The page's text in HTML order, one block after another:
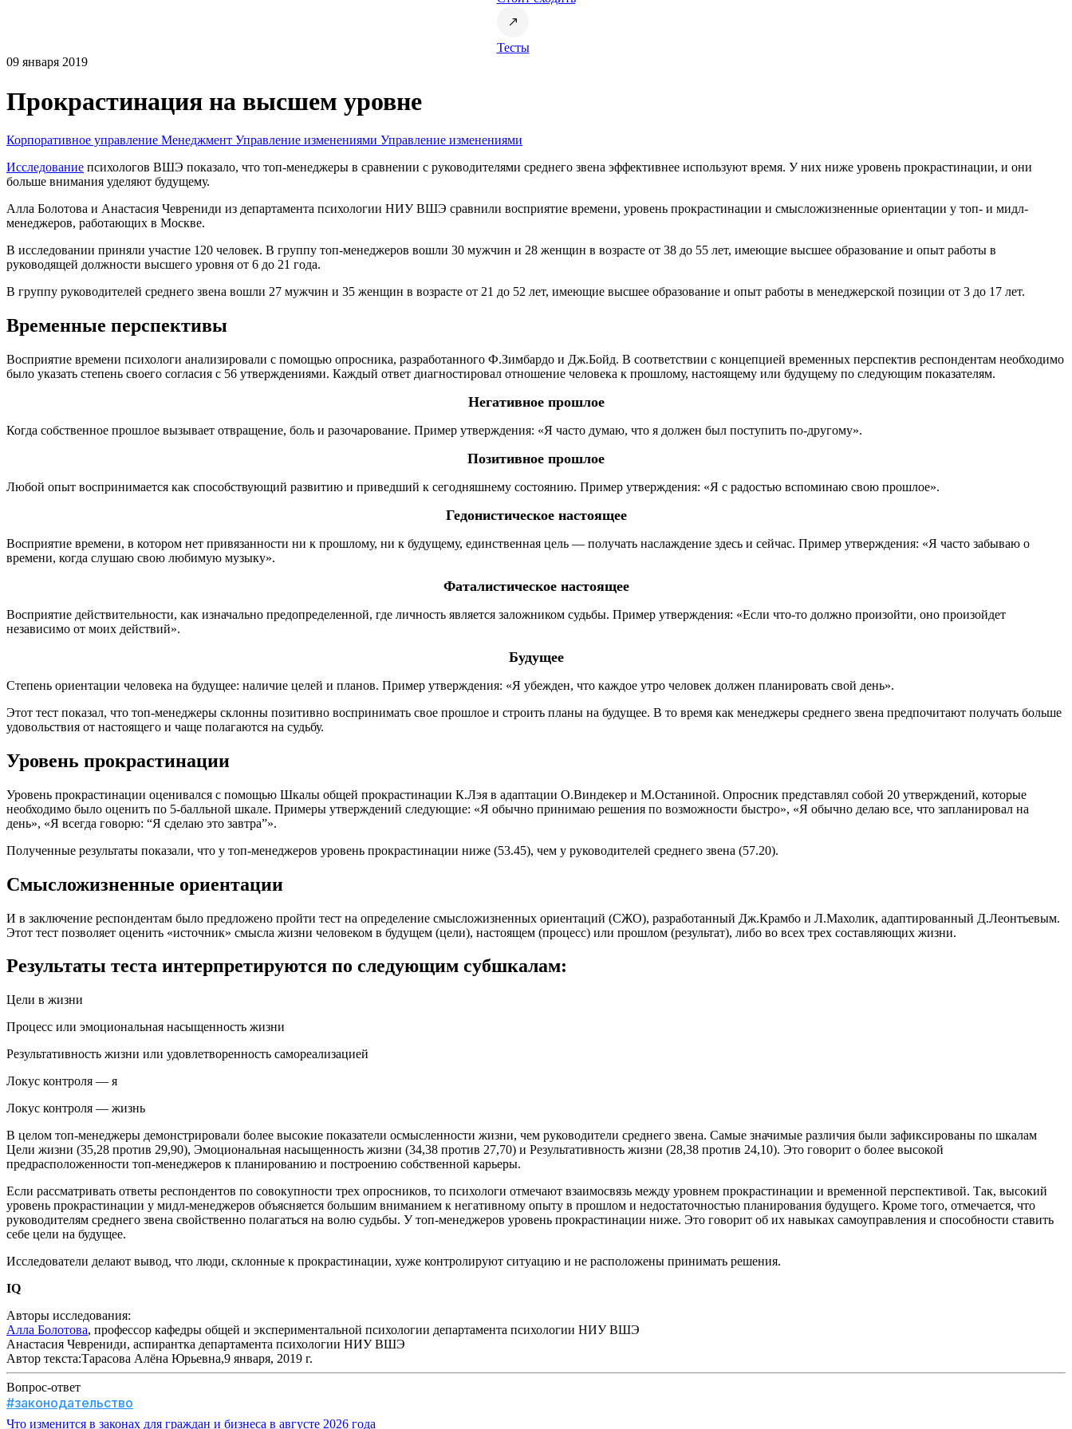
Тесты
09 января 2019
Прокрастинация на высшем уровне
Корпоративное управление Менеджмент Управление изменениями Управление изменениями
Исследование психологов ВШЭ показало, что топ-менеджеры в сравнении с руководителями среднего звена эффективнее используют время. У них ниже уровень прокрастинации, и они
больше внимания уделяют будущему.
Алла Болотова и Анастасия Чеврениди из департамента психологии НИУ ВШЭ сравнили восприятие времени, уровень прокрастинации и смысложизненные ориентации у топ- и мидл-
менеджеров, работающих в Москве.
В исследовании приняли участие 120 человек. В группу топ-менеджеров вошли 30 мужчин и 28 женщин в возрасте от 38 до 55 лет, имеющие высшее образование и опыт работы в
руководящей должности высшего уровня от 6 до 21 года.
В группу руководителей среднего звена вошли 27 мужчин и 35 женщин в возрасте от 21 до 52 лет, имеющие высшее образование и опыт работы в менеджерской позиции от 3 до 17 лет.
Временные перспективы
Восприятие времени психологи анализировали с помощью опросника, разработанного Ф.Зимбардо и Дж.Бойд. В соответствии с концепцией временных перспектив респондентам необходимо
было указать степень своего согласия с 56 утверждениями. Каждый ответ диагностировал отношение человека к прошлому, настоящему или будущему по следующим показателям.
Негативное прошлое
Когда собственное прошлое вызывает отвращение, боль и разочарование. Пример утверждения: «Я часто думаю, что я должен был поступить по-другому».
Позитивное прошлое
Любой опыт воспринимается как способствующий развитию и приведший к сегодняшнему состоянию. Пример утверждения: «Я с радостью вспоминаю свою прошлое».
Гедонистическое настоящее
Восприятие времени, в котором нет привязанности ни к прошлому, ни к будущему, единственная цель — получать наслаждение здесь и сейчас. Пример утверждения: «Я часто забываю о
времени, когда слушаю свою любимую музыку».
Фаталистическое настоящее
Восприятие действительности, как изначально предопределенной, где личность является заложником судьбы. Пример утверждения: «Если что-то должно произойти, оно произойдет
независимо от моих действий».
Будущее
Степень ориентации человека на будущее: наличие целей и планов. Пример утверждения: «Я убежден, что каждое утро человек должен планировать свой день».
Этот тест показал, что топ-менеджеры склонны позитивно воспринимать свое прошлое и строить планы на будущее. В то время как менеджеры среднего звена предпочитают получать больше
удовольствия от настоящего и чаще полагаются на судьбу.
Уровень прокрастинации
Уровень прокрастинации оценивался с помощью Шкалы общей прокрастинации К.Лэя в адаптации О.Виндекер и М.Останиной. Опросник представлял собой 20 утверждений, которые
необходимо было оценить по 5-балльной шкале. Примеры утверждений следующие: «Я обычно принимаю решения по возможности быстро», «Я обычно делаю все, что запланировал на
день», «Я всегда говорю: “Я сделаю это завтра”».
Полученные результаты показали, что у топ-менеджеров уровень прокрастинации ниже (53.45), чем у руководителей среднего звена (57.20).
Смысложизненные ориентации
И в заключение респондентам было предложено пройти тест на определение смысложизненных ориентаций (СЖО), разработанный Дж.Крамбо и Л.Махолик, адаптированный Д.Леонтьевым.
Этот тест позволяет оценить «источник» смысла жизни человеком в будущем (цели), настоящем (процесс) или прошлом (результат), либо во всех трех составляющих жизни.
Результаты теста интерпретируются по следующим субшкалам:
Цели в жизни
Процесс или эмоциональная насыщенность жизни
Результативность жизни или удовлетворенность самореализацией
Локус контроля — я
Локус контроля — жизнь
В целом топ-менеджеры демонстрировали более высокие показатели осмысленности жизни, чем руководители среднего звена. Самые значимые различия были зафиксированы по шкалам
Цели жизни (35,28 против 29,90), Эмоциональная насыщенность жизни (34,38 против 27,70) и Результативность жизни (28,38 против 24,10). Это говорит о более высокой
предрасположенности топ-менеджеров к планированию и построению собственной карьеры.
Если рассматривать ответы респондентов по совокупности трех опросников, то психологи отмечают взаимосвязь между уровнем прокрастинации и временной перспективой. Так, высокий
уровень прокрастинации у мидл-менеджеров объясняется большим вниманием к негативному опыту в прошлом и недостаточностью планирования будущего. Кроме того, отмечается, что
руководителям среднего звена свойственно полагаться на волю судьбы. У топ-менеджеров уровень прокрастинации ниже. Это говорит об их навыках самоуправления и способности ставить
себе цели на будущее.
Исследователи делают вывод, что люди, склонные к прокрастинации, хуже контролируют ситуацию и не расположены принимать решения.
IQ
Авторы исследования:
Алла Болотова, профессор кафедры общей и экспериментальной психологии департамента психологии НИУ ВШЭ
Анастасия Чеврениди, аспирантка департамента психологии НИУ ВШЭ
Автор текста:Тарасова Алёна Юрьевна,9 января, 2019 г.
Вопрос-ответ
#законодательство
Что изменится в законах для граждан и бизнеса в августе 2026 года